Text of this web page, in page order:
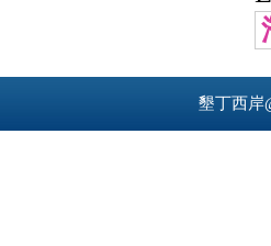
墾丁西岸